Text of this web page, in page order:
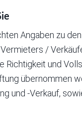
Angaben zu
/
Richtigkeit und
übernommen
und -Verkauf,